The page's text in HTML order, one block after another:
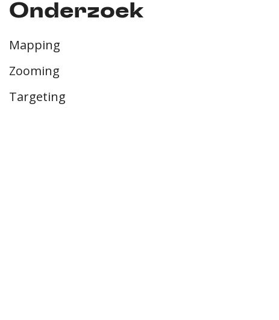
Onderzoek
Mapping
Zooming
Targeting